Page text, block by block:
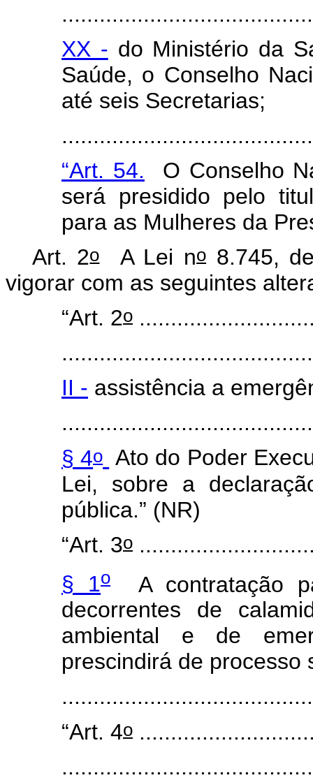
XX - do Ministério da
Saúde, o Conselho
até seis Secretarias;
...........
“Art. 54. O Conselho
será presidido pelo
para as Mulheres da
Art. 2oA Lei no8.745,
vigorar com as seguintes
“Art. 2o
II - assistência a
§ 4o Ato do Poder
Lei, sobre a
pública.” (NR)
“Art. 3o
§ 1o A contratação
decorrentes de
ambiental e de
prescindirá de processo
...........
“Art. 4o